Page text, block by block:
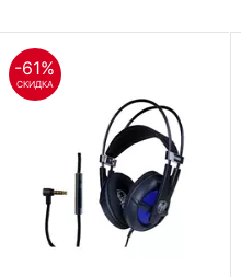
-61%
СКИДКА